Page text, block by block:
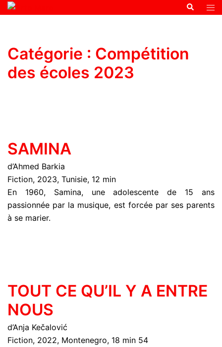
Catégorie : Compétition
des écoles 2023
SAMINA
d’Ahmed Barkia
Fiction, 2023, Tunisie, 12 min
En 1960, Samina, une adolescente de 15 ans
passionnée par la musique, est forcée par ses parents
à se marier.
TOUT CE QU’IL Y A ENTRE
NOUS
d’Anja Kečalović
Fiction, 2022, Montenegro, 18 min 54